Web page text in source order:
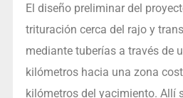
El diseño preliminar del
trituración cerca del rajo y
mediante tuberías a través de
kilómetros hacia una zona
kilómetros del yacimiento. Allí